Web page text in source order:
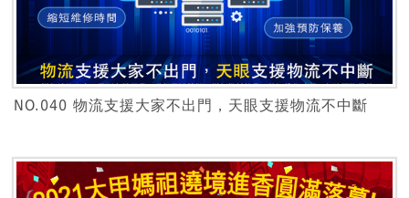
NO.040 物流支援大家不出門，天眼支援物流不中斷